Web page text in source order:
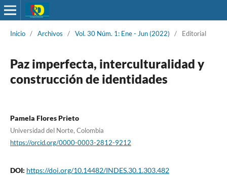
Inicio / Archivos / Vol. 30 Núm. 1: Ene - Jun (2022) / Editorial
Paz imperfecta, interculturalidad y
construcción de identidades
Pamela Flores Prieto
Universidad del Norte, Colombia
https://orcid.org/0000-0003-2812-9212
DOI: https://doi.org/10.14482/INDES.30.1.303.482